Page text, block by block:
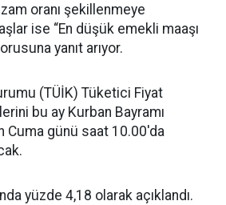
oranı şekillenmeye
ise “En düşük emekli maaşı
yanıt arıyor.
(TÜİK) Tüketici Fiyat
bu ay Kurban Bayramı
Cuma günü saat 10.00'da
yüzde 4,18 olarak açıklandı.